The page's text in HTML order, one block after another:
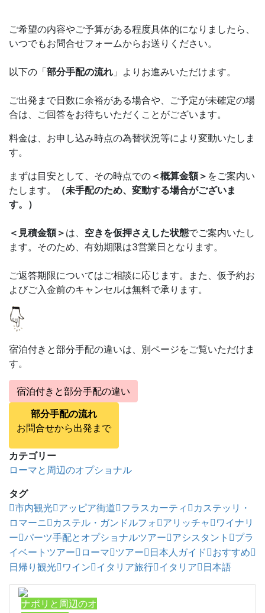
ご希望の内容やご予算がある程度具体的になりましたら、
いつでもお問合せフォームからお送りください。
以下の 「部分手配の流れ 」 よりお進みいただけます。
ご出発まで日数に余裕がある場合や、ご予定が未確定の場
合は、ご回答をお待ちいただくことがございます。
料金は、お申し込み時点の為替状況等により変動いたしま
す。
まずは目安として、その時点での ＜概算金額＞ をご案内い
たします。
（未手配のため、変動する場合がございま
す。）
＜見積金額＞ は、 空きを仮押さえした状態でご案内いたし
ます。そのため、有効期限は3営業日となります。
ご返答期限についてはご相談に応じます。また、仮予約お
よびご入金前のキャンセルは無料で承ります。
宿泊付きと部分手配の違いは、別ページをご覧いただけま
す。
宿泊付きと部分手配の違い
部分手配の流れ
お問合せから出発まで
カテゴリー
ローマと周辺のオプショナル
タグ
市内観光 アッピア街道 フラスカーティ
カステッリ・
ロマーニ
カステル・ガンドルフォ アリッチャ
ワイナリ
ー パーツ手配とオプショナルツアー アシスタント
プラ
イベートツアー
ローマ ツアー 日本人ガイド
おすすめ
日帰り観光 ワイン イタリア旅行 イタリア 日本語
ナポリと周辺のオ